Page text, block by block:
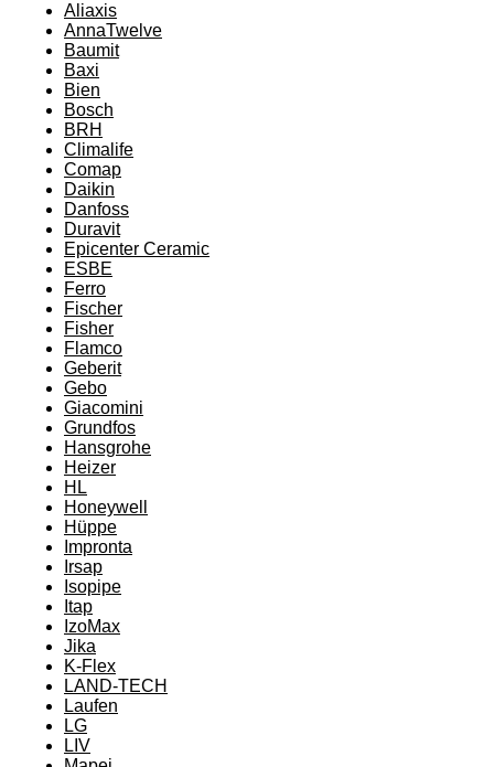
Aliaxis
AnnaTwelve
Baumit
Baxi
Bien
Bosch
BRH
Climalife
Comap
Daikin
Danfoss
Duravit
Epicenter Ceramic
ESBE
Ferro
Fischer
Fisher
Flamco
Geberit
Gebo
Giacomini
Grundfos
Hansgrohe
Heizer
HL
Honeywell
Hüppe
Impronta
Irsap
Isopipe
Itap
IzoMax
Jika
K-Flex
LAND-TECH
Laufen
LG
LIV